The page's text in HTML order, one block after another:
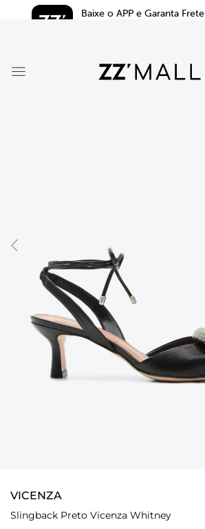
Baixe o APP e Garanta Frete
VICENZA
Slingback Preto Vicenza Whitney